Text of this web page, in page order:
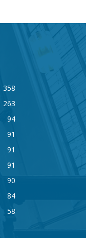
358
263
94
91
91
91
90
84
58